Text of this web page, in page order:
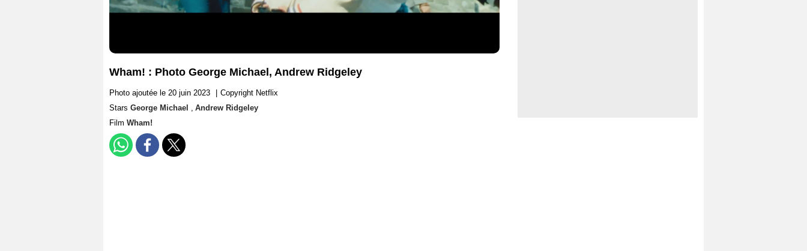
Wham! : Photo George Michael, Andrew Ridgeley
Photo ajoutée le 20 juin 2023
Copyright Netflix
Stars George Michael , Andrew Ridgeley
Film Wham!